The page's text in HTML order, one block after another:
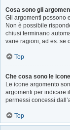
Cosa sono gli
Gli argomenti possono
Non è possibile
chiusi terminano
varie ragioni, ad es. se
Top
Che cosa sono le
Le icone argomento
argomenti per indicare
permessi concessi
Top